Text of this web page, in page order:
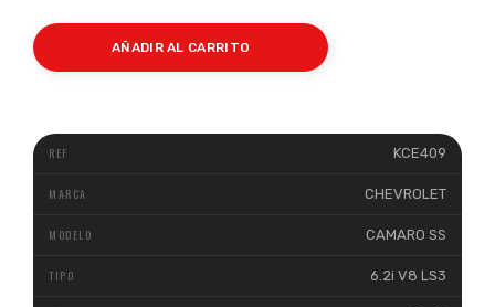
AÑADIR AL CARRITO
KCE409
CHEVROLET
CAMARO SS
6.2i V8 LS3